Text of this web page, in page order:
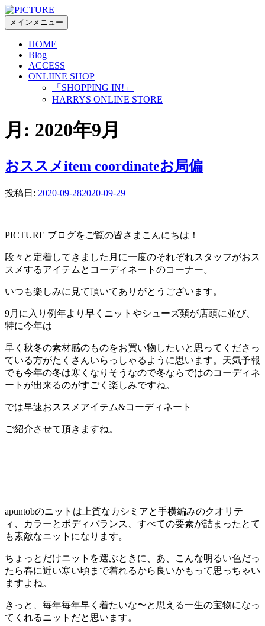
コ
ン
プ
メインメニュー
HOME
Blog
ACCESS
ONLIINE SHOP
「SHOPPING IN!」
HARRYS ONLINE STORE
月: 2020年9月
おススメitem coordinateお局偏
投稿日: 2020-09-282020-09-29
PICTURE ブログをご覧の皆さまこんにちは！
段々と定着してきました月に一度のそれぞれスタッフがおス
スメするアイテムとコーディネートのコーナー。
いつも楽しみに見て頂いてありがとうございます。
9月に入り例年より早くニットやシューズ類が店頭に並び、
特に今年は
早く秋冬の素材感のものをお買い物したいと思ってくださっ
ている方がたくさんいらっしゃるように思います。天気予報
でも今年の冬は寒くなりそうなので冬ならではのコーディネ
ートが出来るのがすごく楽しみですね。
では早速おススメアイテム&コーディネート
ご紹介させて頂きますね。
apuntobのニットは上質なカシミアと手横編みのクオリテ
ィ、カラーとボディバランス、すべての要素が詰まったとて
も素敵なニットになります。
ちょっとだけニットを選ぶときに、あ、こんな明るい色だっ
たら春に近い寒い頃まで着れるから良いかもって思っちゃい
ますよね。
きっと、毎年毎年早く着たいな〜と思える一生の宝物になっ
てくれるニットだと思います。